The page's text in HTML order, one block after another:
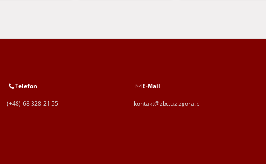
Telefon
(+48) 68 328 21 55
E-Mail
kontakt@zbc.uz.zgora.pl